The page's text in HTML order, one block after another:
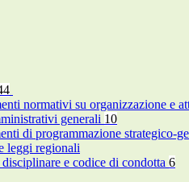
normativi su organizzazione e
generali 10
di programmazione strategico-
leggi regionali
e codice di condotta 6